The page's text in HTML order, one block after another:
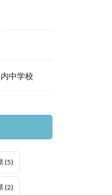
中学校
(5)
(2)